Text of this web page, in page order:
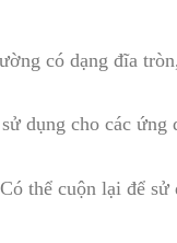
có dạng đĩa
dụng cho các ứng
thể cuộn lại để sử